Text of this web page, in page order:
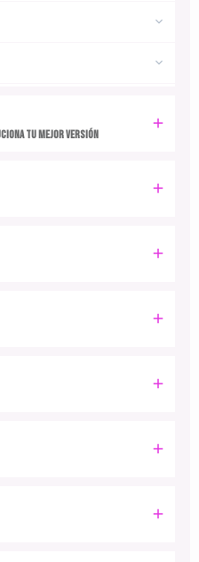
tu mejor versión